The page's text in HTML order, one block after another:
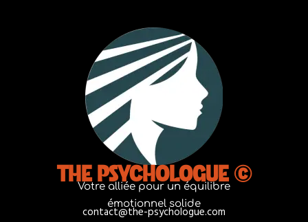
THE PSYCHOLOGUE ©
Votre alliée pour un équilibre
émotionnel solide
contact@the-psychologue.com